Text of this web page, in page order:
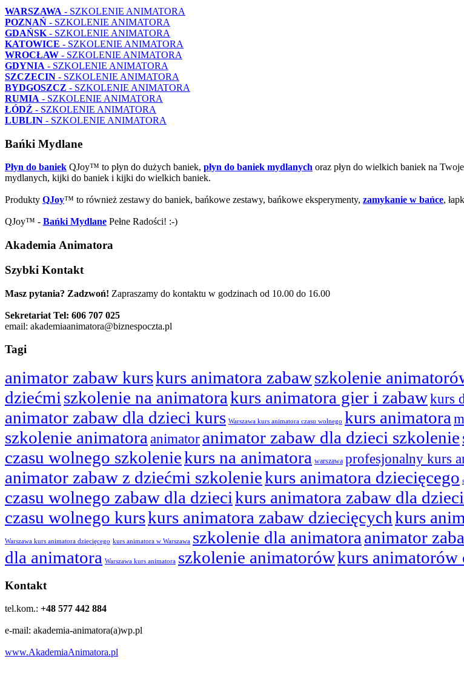
WARSZAWA - SZKOLENIE ANIMATORA
POZNAŃ - SZKOLENIE ANIMATORA
GDAŃSK - SZKOLENIE ANIMATORA
KATOWICE - SZKOLENIE ANIMATORA
WROCŁAW - SZKOLENIE ANIMATORA
GDYNIA - SZKOLENIE ANIMATORA
SZCZECIN - SZKOLENIE ANIMATORA
BYDGOSZCZ - SZKOLENIE ANIMATORA
RUMIA - SZKOLENIE ANIMATORA
ŁÓDŹ - SZKOLENIE ANIMATORA
LUBLIN - SZKOLENIE ANIMATORA
Bańki Mydlane
Płyn do baniek QJoy™ to płyn do dużych baniek, płyn do baniek mydlanych oraz płyn do wielkich baniek na
mydlanych, kijki do baniek i kijki do wielkich baniek.
Produkty QJoy™ to również zestawy do baniek, bańkowe zestawy, bańkowe eksperymenty, zamykanie w bańce,
QJoy™ - Bańki Mydlane Pełne Radości! :-)
Akademia Animatora
Szybki Kontakt
Masz pytania? Zadzwoń! Zapraszamy do kontaktu w godzinach od 10.00 do 16.00
Sekretariat Tel: 606 707 025
email: akademiaanimatora@biznespoczta.pl
Tagi
animator zabaw kurskurs animatora zabawszkolenie
dziećmi szkolenie na animatorakurs animatora gier i zabawkurs
animator zabaw dla dzieci kurs Warszawa kurs animatora czasu wolnego kurs animatora
szkolenie animatora animator animator zabaw dla dzieci szkolenie
czasu wolnego szkoleniekurs na animatora warszawa profesjonalny kurs
animator zabaw z dziećmi szkoleniekurs animatora dziecięcego
czasu wolnego zabaw dla dziecikurs animatora zabaw dla dzieci
czasu wolnego kurskurs animatora zabaw dziecięcychkurs
Warszawa kurs animatora dziecięcego kurs animatora w Warszawa szkolenie dla animatora animator
dla animatora Warszawa kurs animatora szkolenie animatorówkurs animatorów
Kontakt
tel.kom.: +48 577 442 884
e-mail: akademia-animatora(a)wp.pl
www.AkademiaAnimatora.pl